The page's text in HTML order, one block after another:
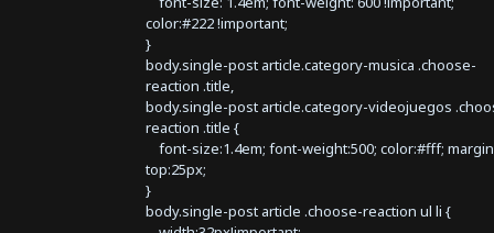
color:#222 !important;
}
body.single-post article.category-musica .choose-
reaction .title,
body.single-post article.category-videojuegos
reaction .title {
font-size:1.4em; font-weight:500; color:#fff;
top:25px;
}
body.single-post article .choose-reaction ul li {